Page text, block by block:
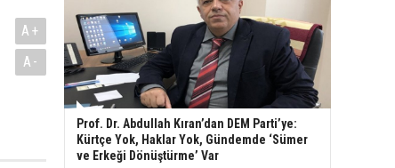
A+
A-
Prof. Dr. Abdullah Kıran’dan DEM Parti’ye:
Kürtçe Yok, Haklar Yok, Gündemde ‘Sümer
ve Erkeği Dönüştürme’ Var